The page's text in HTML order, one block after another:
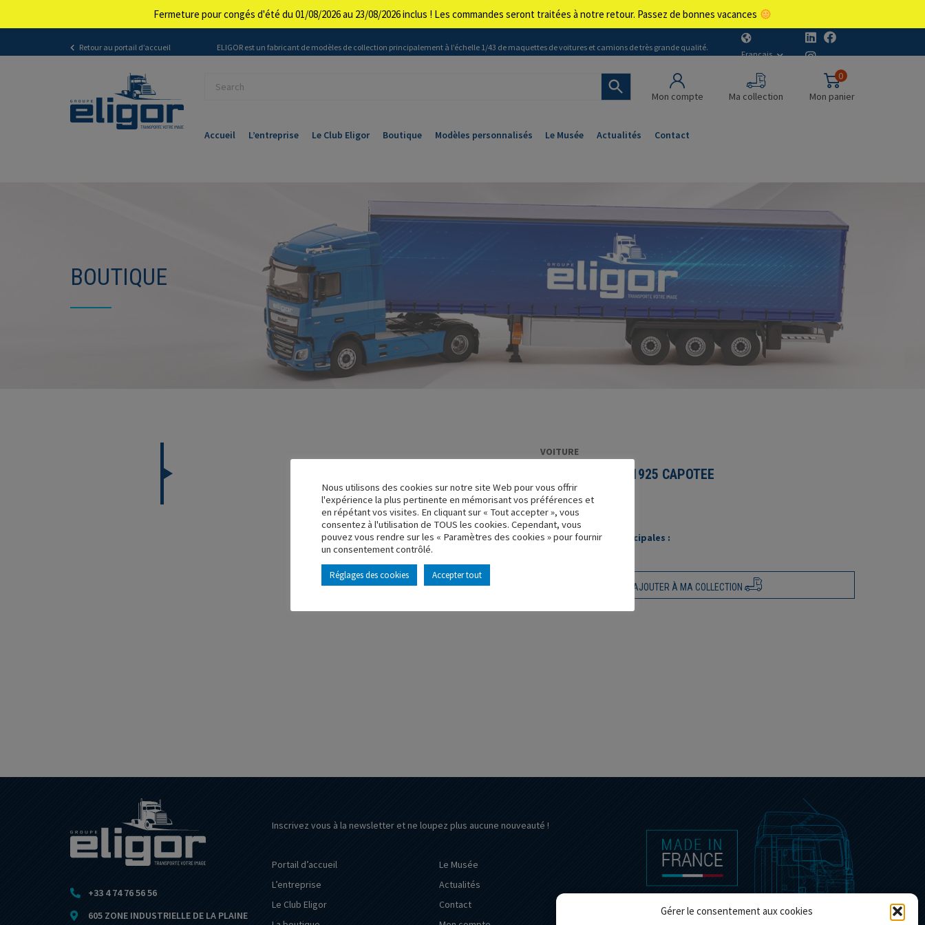
Gérer le consentement aux cookies
Retour au portail d’accueil ELIGOR est un fabricant de modèles de collection principalement à l’échelle 1/43 de maquettes de voitures et camions de très grande qualité.
Français
Mon compte Ma collection
0
Mon panier
Accueil L’entreprise Le Club Eligor Boutique Modèles personnalisés Le Musée Actualités Contact
BOUTIQUE
VOITURE
OPEL TORPEDO 1925 CAPOTEE
Réf. : 100195
Rupture de stock
Caractéristique principales :
AJOUTER À MA COLLECTION
+33 4 74 76 56 56
605 ZONE INDUSTRIELLE DE LA PLAINE
Inscrivez vous à la newsletter et ne loupez plus aucune nouveauté !
Portail d’accueil
L’entreprise
Le Club Eligor
Le Musée
Actualités
Contact
Nous utilisons des cookies sur notre site Web pour vous offrir
l'expérience la plus pertinente en mémorisant vos préférences et
en répétant vos visites. En cliquant sur « Tout accepter », vous
consentez à l'utilisation de TOUS les cookies. Cependant, vous
pouvez vous rendre sur les « Paramètres des cookies » pour fournir
un consentement contrôlé.
Réglages des cookies Accepter tout
Fermeture pour congés d'été du 01/08/2026 au 23/08/2026 inclus ! Les commandes seront traitées à notre retour. Passez de bonnes vacances